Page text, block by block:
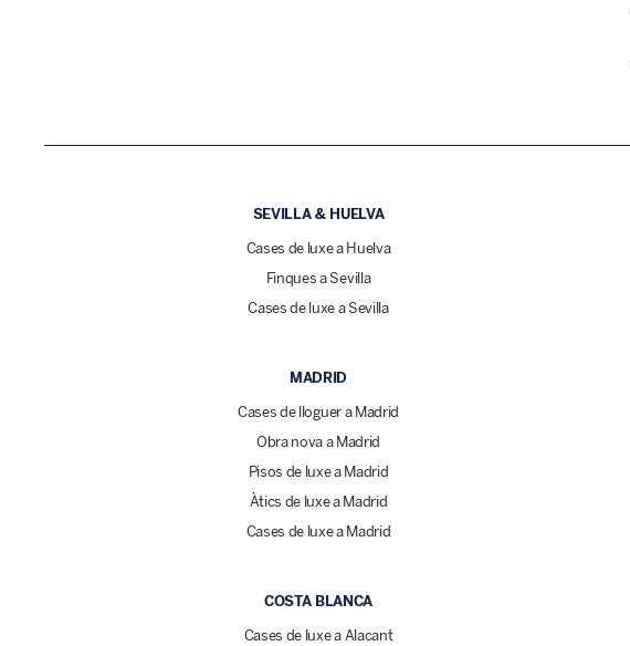
SEVILLA & HUELVA
Cases de luxe a Huelva
Finques a Sevilla
Cases de luxe a Sevilla
MADRID
Cases de lloguer a Madrid
Obra nova a Madrid
Pisos de luxe a Madrid
Àtics de luxe a Madrid
Cases de luxe a Madrid
COSTA BLANCA
Cases de luxe a Alacant